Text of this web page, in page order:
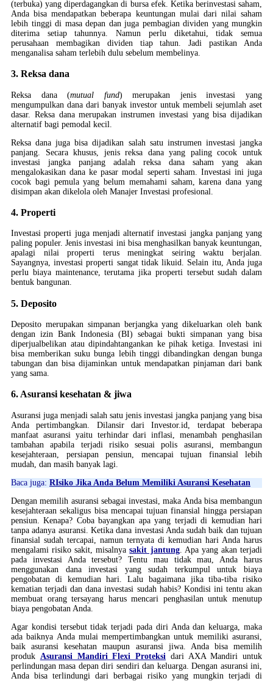
(terbuka) yang diperdagangkan di bursa efek. Ketika berinvestasi saham,
Anda bisa mendapatkan beberapa keuntungan mulai dari nilai saham
lebih tinggi di masa depan dan juga pembagian dividen yang mungkin
diterima setiap tahunnya. Namun perlu diketahui, tidak semua
perusahaan membagikan dividen tiap tahun. Jadi pastikan Anda
menganalisa saham terlebih dulu sebelum membelinya.
3. Reksa dana
Reksa dana (mutual fund) merupakan jenis investasi yang
mengumpulkan dana dari banyak investor untuk membeli sejumlah aset
dasar. Reksa dana merupakan instrumen investasi yang bisa dijadikan
alternatif bagi pemodal kecil.
Reksa dana juga bisa dijadikan salah satu instrumen investasi jangka
panjang. Secara khusus, jenis reksa dana yang paling cocok untuk
investasi jangka panjang adalah reksa dana saham yang akan
mengalokasikan dana ke pasar modal seperti saham. Investasi ini juga
cocok bagi pemula yang belum memahami saham, karena dana yang
disimpan akan dikelola oleh Manajer Investasi profesional.
4. Properti
Investasi properti juga menjadi alternatif investasi jangka panjang yang
paling populer. Jenis investasi ini bisa menghasilkan banyak keuntungan,
apalagi nilai properti terus meningkat seiring waktu berjalan.
Sayangnya, investasi properti sangat tidak likuid. Selain itu, Anda juga
perlu biaya maintenance, terutama jika properti tersebut sudah dalam
bentuk bangunan.
5. Deposito
Deposito merupakan simpanan berjangka yang dikeluarkan oleh bank
dengan izin Bank Indonesia (BI) sebagai bukti simpanan yang bisa
diperjualbelikan atau dipindahtangankan ke pihak ketiga. Investasi ini
bisa memberikan suku bunga lebih tinggi dibandingkan dengan bunga
tabungan dan bisa dijaminkan untuk mendapatkan pinjaman dari bank
yang sama.
6. Asuransi kesehatan & jiwa
Asuransi juga menjadi salah satu jenis investasi jangka panjang yang bisa
Anda pertimbangkan. Dilansir dari Investor.id, terdapat beberapa
manfaat asuransi yaitu terhindar dari inflasi, menambah penghasilan
tambahan apabila terjadi risiko sesuai polis asuransi, membangun
kesejahteraan, persiapan pensiun, mencapai tujuan finansial lebih
mudah, dan masih banyak lagi.
Baca juga: RIsiko Jika Anda Belum Memiliki Asuransi Kesehatan
Dengan memilih asuransi sebagai investasi, maka Anda bisa membangun
kesejahteraan sekaligus bisa mencapai tujuan finansial hingga persiapan
pensiun. Kenapa? Coba bayangkan apa yang terjadi di kemudian hari
tanpa adanya asuransi. Ketika dana investasi Anda sudah baik dan tujuan
finansial sudah tercapai, namun ternyata di kemudian hari Anda harus
mengalami risiko sakit, misalnyasakit jantung. Apa yang akan terjadi
pada investasi Anda tersebut? Tentu mau tidak mau, Anda harus
menggunakan dana investasi yang sudah terkumpul untuk biaya
pengobatan di kemudian hari. Lalu bagaimana jika tiba-tiba risiko
kematian terjadi dan dana investasi sudah habis? Kondisi ini tentu akan
membuat orang tersayang harus mencari penghasilan untuk menutup
biaya pengobatan Anda.
Agar kondisi tersebut tidak terjadi pada diri Anda dan keluarga, maka
ada baiknya Anda mulai mempertimbangkan untuk memiliki asuransi,
baik asuransi kesehatan maupun asuransi jiwa. Anda bisa memilih
produk Asuransi Mandiri Flexi Proteksi dari AXA Mandiri untuk
perlindungan masa depan diri sendiri dan keluarga. Dengan asuransi ini,
Anda bisa terlindungi dari berbagai risiko yang mungkin terjadi di